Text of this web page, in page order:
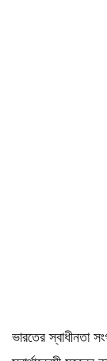
ভারতের স্বাধীনতা